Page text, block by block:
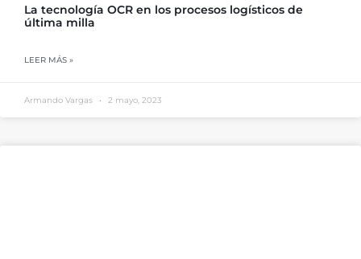
La tecnología OCR en los procesos logísticos de
última milla
LEER MÁS »
Armando Vargas 2 mayo, 2023